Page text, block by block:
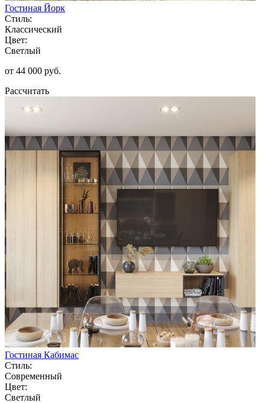
Гостиная Йорк
Стиль:
Классический
Цвет:
Светлый
от 44 000 руб.
Рассчитать
Гостиная Кабимас
Стиль:
Современный
Цвет:
Светлый